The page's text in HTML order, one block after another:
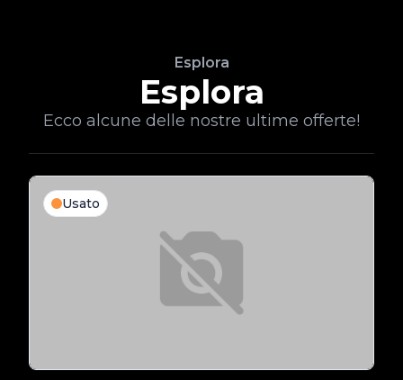
Esplora
Esplora
Ecco alcune delle nostre ultime offerte!
Usato